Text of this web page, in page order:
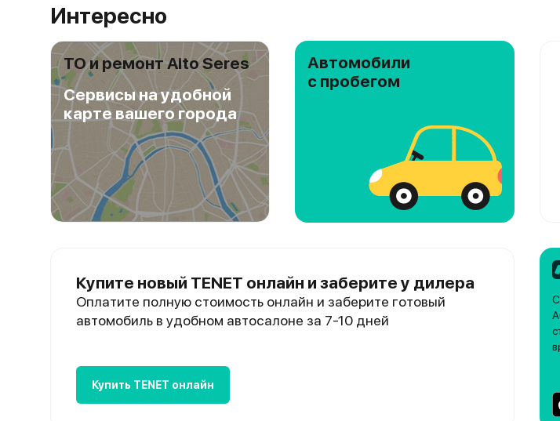
Интересно
ТО и ремонт Aito Seres
Сервисы на удобной
карте вашего города
Автомобили
с пробегом
Купите новый TENET онлайн и заберите у дилера
Оплатите полную стоимость онлайн и заберите готовый
автомобиль в удобном автосалоне за 7-10 дней
Купить TENET онлайн